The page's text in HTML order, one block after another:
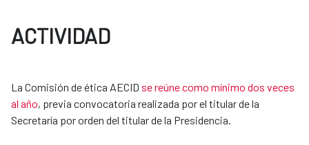
ACTIVIDAD
La Comisión de ética AECID se reúne como mínimo dos veces
al año, previa convocatoria realizada por el titular de la
Secretaría por orden del titular de la Presidencia.